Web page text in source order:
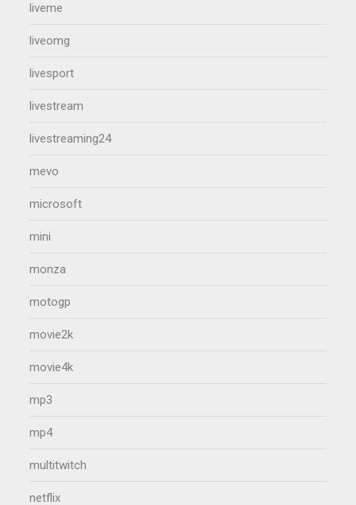
liveme
liveomg
livesport
livestream
livestreaming24
mevo
microsoft
mini
monza
motogp
movie2k
movie4k
mp3
mp4
multitwitch
netflix